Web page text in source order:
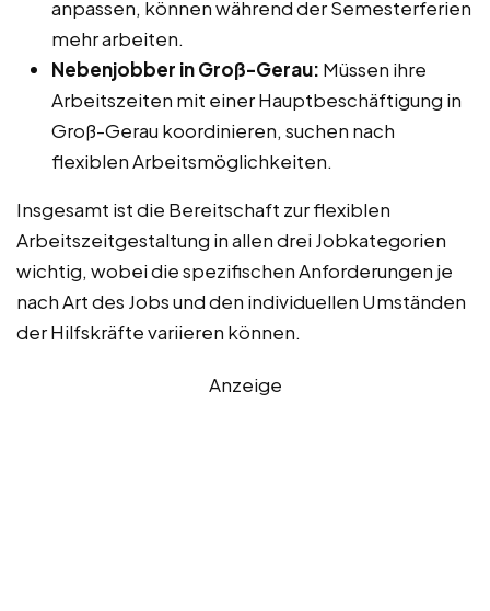
anpassen, können während der Semesterferien
mehr arbeiten.
Nebenjobber in Groß-Gerau: Müssen ihre
Arbeitszeiten mit einer Hauptbeschäftigung in
Groß-Gerau koordinieren, suchen nach
flexiblen Arbeitsmöglichkeiten.
Insgesamt ist die Bereitschaft zur flexiblen
Arbeitszeitgestaltung in allen drei Jobkategorien
wichtig, wobei die spezifischen Anforderungen je
nach Art des Jobs und den individuellen Umständen
der Hilfskräfte variieren können.
Anzeige